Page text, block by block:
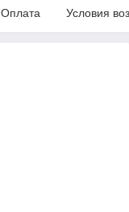
Оплата Условия